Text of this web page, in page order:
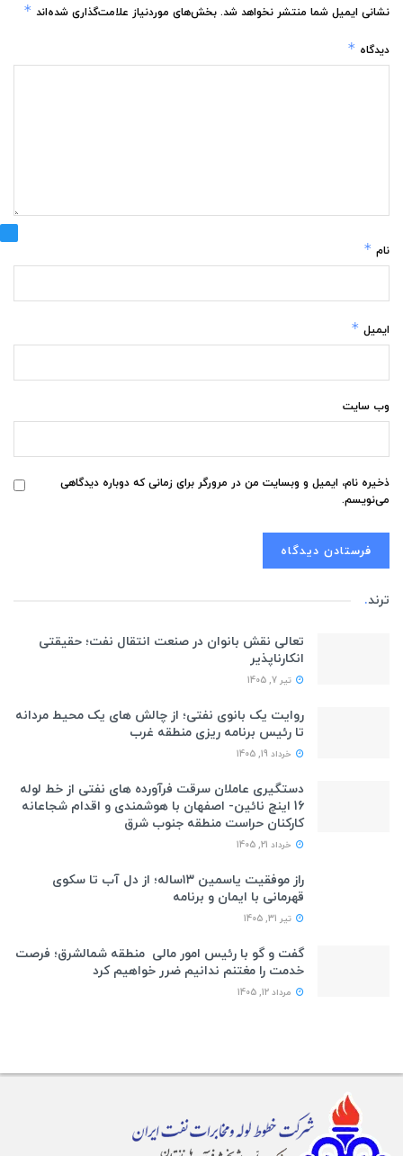
نشانی ایمیل شما منتشر نخواهد شد. بخش‌های موردنیاز علامت‌گذاری شده‌اند *
دیدگاه *
نام *
ایمیل *
وب‌ سایت
ذخیره نام، ایمیل و وبسایت من در مرورگر برای زمانی که دوباره دیدگاهی
می‌نویسم.
ترند.
تعالی نقش بانوان در صنعت انتقال نفت؛ حقیقتی
انکارناپذیر
تیر 7, 1405
روایت یک بانوی نفتی؛ از چالش های یک محیط مردانه
تا رئیس برنامه ریزی منطقه غرب
خرداد 19, 1405
دستگیری عاملان سرقت فرآورده های نفتی از خط لوله
16 اینچ نائین- اصفهان با هوشمندی و اقدام شجاعانه
کارکنان حراست منطقه جنوب شرق
خرداد 21, 1405
راز موفقیت یاسمین ۱۳ساله؛ از دل آب تا سکوی
قهرمانی با ایمان و برنامه
تیر 31, 1405
گفت و گو با رئیس امور مالی منطقه شمالشرق؛ فرصت
خدمت را مغتنم ندانیم ضرر خواهیم کرد
مرداد 12, 1405